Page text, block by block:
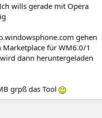
wills gerade mit Opera
gehen
für WM6.0/1
dann heruntergeladen
grpß das Tool